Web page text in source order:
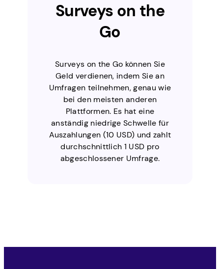
Surveys on the
Go
Surveys on the Go können Sie
Geld verdienen, indem Sie an
Umfragen teilnehmen, genau wie
bei den meisten anderen
Plattformen. Es hat eine
anständig niedrige Schwelle für
Auszahlungen (10 USD) und zahlt
durchschnittlich 1 USD pro
abgeschlossener Umfrage.